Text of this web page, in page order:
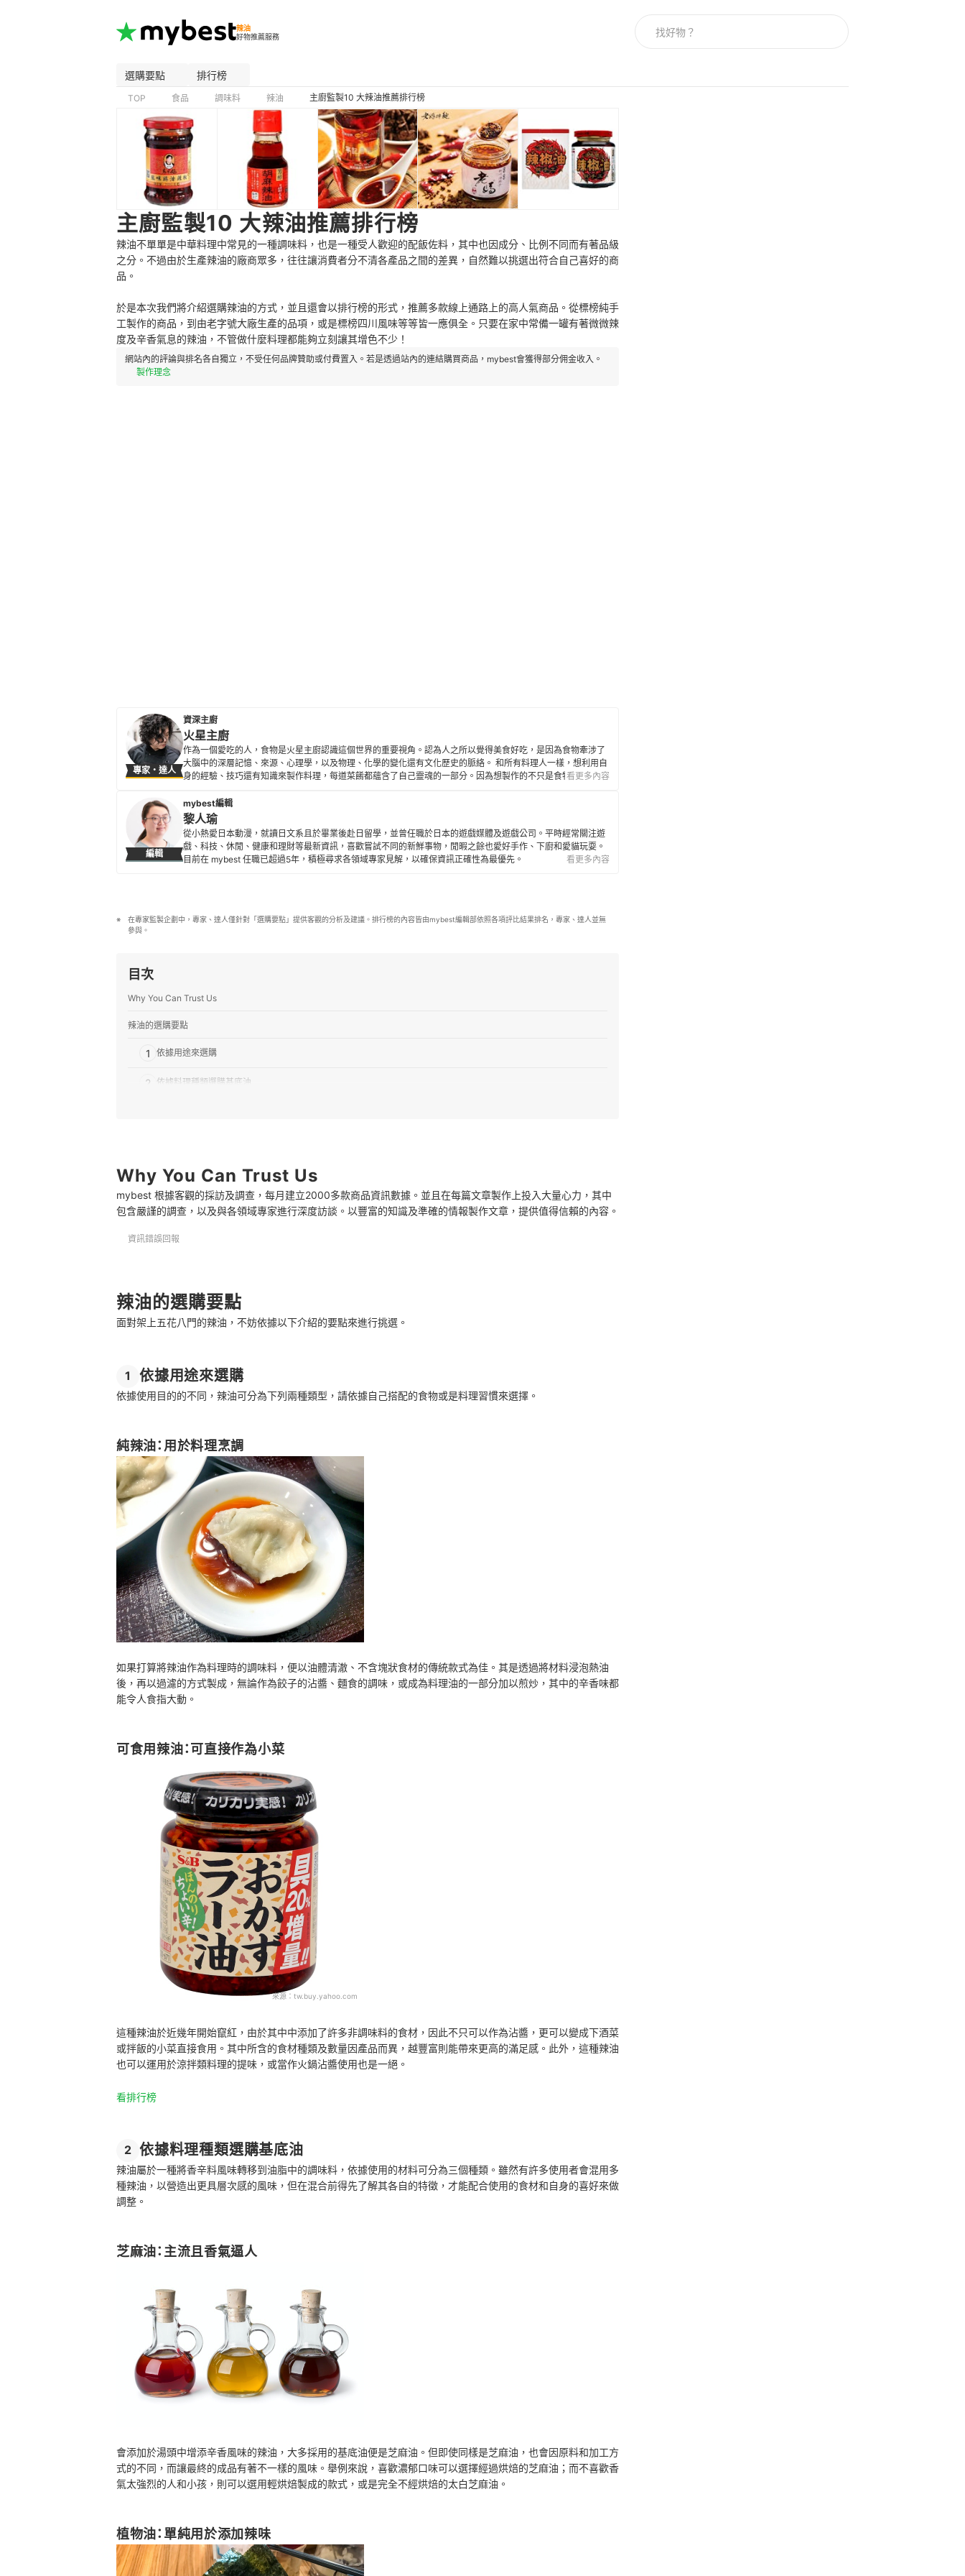
辣油
好物推薦服務
選購要點 排行榜
TOP 食品 調味料 辣油 主廚監製10 大辣油推薦排行榜
主廚監製10 大辣油推薦排行榜
辣油不單單是中華料理中常見的一種調味料，也是一種受人歡迎的配飯佐料，其中也因成分、比例不同而有著品級
之分。不過由於生產辣油的廠商眾多，往往讓消費者分不清各產品之間的差異，自然難以挑選出符合自己喜好的商
品。
於是本次我們將介紹選購辣油的方式，並且還會以排行榜的形式，推薦多款線上通路上的高人氣商品。從標榜純手
工製作的商品，到由老字號大廠生產的品項，或是標榜四川風味等等皆一應俱全。只要在家中常備一罐有著微微辣
度及辛香氣息的辣油，不管做什麼料理都能夠立刻讓其增色不少！
網站內的評論與排名各自獨立，不受任何品牌贊助或付費置入。若是透過站內的連結購買商品，mybest會獲得部分佣金收入。
製作理念
專家・達人
資深主廚
火星主廚
作為一個愛吃的人，食物是火星主廚認識這個世界的重要視角。認為人之所以覺得美食好吃，是因為食物牽涉了
大腦中的深層記憶、來源、心理學，以及物理、化學的變化還有文化歷史的脈絡。 和所有料理人一樣，想利用自
身的經驗、技巧還有知識來製作料理，每道菜餚都蘊含了自己靈魂的一部分。因為想製作的不只是食物，而是一
起，打開廚師的大腦，來一趟屬於味覺的奇幻之旅。
火星主廚的簡介
看更多內容
編輯
mybest編輯
黎人瑜
從小熱愛日本動漫，就讀日文系且於畢業後赴日留學，並曾任職於日本的遊戲媒體及遊戲公司。平時經常關注遊
戲、科技、休閒、健康和理財等最新資訊，喜歡嘗試不同的新鮮事物，閒暇之餘也愛好手作、下廚和愛貓玩耍。
目前在 mybest 任職已超過5年，積極尋求各領域專家見解，以確保資訊正確性為最優先。
看更多內容
在專家監製企劃中，專家、達人僅針對「選購要點」提供客觀的分析及建議。排行榜的內容皆由mybest編輯部依照各項評比結果排名，專家、達人並無
參與。
目次
Why You Can Trust Us
辣油的選購要點
1 依據用途來選購
2 依據料理種類選購基底油
推薦十大人氣辣油排行榜
專家解惑！選購辣油的常見問題
不妨嘗試其他調味油
Why You Can Trust Us
mybest 根據客觀的採訪及調查，每月建立2000多款商品資訊數據。並且在每篇文章製作上投入大量心力，其中
包含嚴謹的調查，以及與各領域專家進行深度訪談。以豐富的知識及準確的情報製作文章，提供值得信賴的內容。
資訊錯誤回報
辣油的選購要點
面對架上五花八門的辣油，不妨依據以下介紹的要點來進行挑選。
1 依據用途來選購
依據使用目的的不同，辣油可分為下列兩種類型，請依據自己搭配的食物或是料理習慣來選擇。
純辣油：用於料理烹調
如果打算將辣油作為料理時的調味料，便以油體清澈、不含塊狀食材的傳統款式為佳。其是透過將材料浸泡熱油
後，再以過濾的方式製成，無論作為餃子的沾醬、麵食的調味，或成為料理油的一部分加以煎炒，其中的辛香味都
能令人食指大動。
可食用辣油：可直接作為小菜
來源： tw.buy.yahoo.com
這種辣油於近幾年開始竄紅，由於其中中添加了許多非調味料的食材，因此不只可以作為沾醬，更可以變成下酒菜
或拌飯的小菜直接食用。其中所含的食材種類及數量因產品而異，越豐富則能帶來更高的滿足感。此外，這種辣油
也可以運用於涼拌類料理的提味，或當作火鍋沾醬使用也是一絕。
看排行榜
2 依據料理種類選購基底油
辣油屬於一種將香辛料風味轉移到油脂中的調味料，依據使用的材料可分為三個種類。雖然有許多使用者會混用多
種辣油，以營造出更具層次感的風味，但在混合前得先了解其各自的特徵，才能配合使用的食材和自身的喜好來做
調整。
芝麻油：主流且香氣逼人
會添加於湯頭中增添辛香風味的辣油，大多採用的基底油便是芝麻油。但即使同樣是芝麻油，也會因原料和加工方
式的不同，而讓最終的成品有著不一樣的風味。舉例來說，喜歡濃郁口味可以選擇經過烘焙的芝麻油；而不喜歡香
氣太強烈的人和小孩，則可以選用輕烘焙製成的款式，或是完全不經烘焙的太白芝麻油。
植物油：單純用於添加辣味